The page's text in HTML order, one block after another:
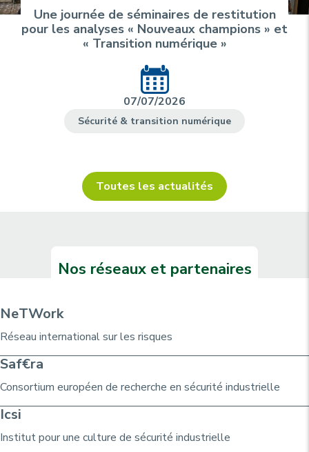
Une journée de séminaires de restitution
pour les analyses « Nouveaux champions » et
« Transition numérique »
07/07/2026
Sécurité & transition numérique
Toutes les actualités
Nos réseaux et partenaires
NeTWork
Réseau international sur les risques
Saf€ra
Consortium européen de recherche en sécurité industrielle
Icsi
Institut pour une culture de sécurité industrielle